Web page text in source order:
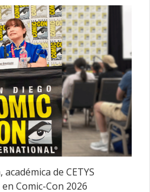
de CETYS
Comic-Con 2026